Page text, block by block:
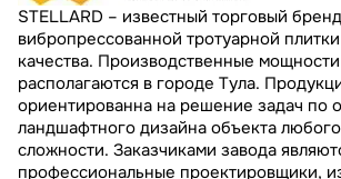
STELLARD – известный торговый бренд
вибропрессованной тротуарной
качества. Производственные
располагаются в городе Тула.
ориентированна на решение задач по
ландшафтного дизайна объекта
сложности. Заказчиками завода
профессиональные проектировщики,